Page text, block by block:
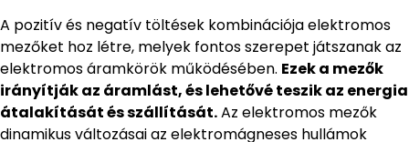
A pozitív és negatív töltések kombinációja elektromos
mezőket hoz létre, melyek fontos szerepet játszanak az
elektromos áramkörök működésében. Ezek a mezők
irányítják az áramlást, és lehetővé teszik az energia
átalakítását és szállítását.Az elektromos mezők
dinamikus változásai az elektromágneses hullámok